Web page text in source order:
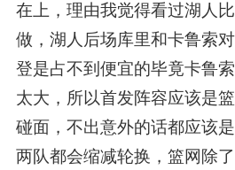
在上，理由我觉得看过湖人
做，湖人后场库里和卡鲁索
登是占不到便宜的毕竟卡鲁
太大，所以首发阵容应该是
碰面，不出意外的话都应该
两队都会缩减轮换，篮网除